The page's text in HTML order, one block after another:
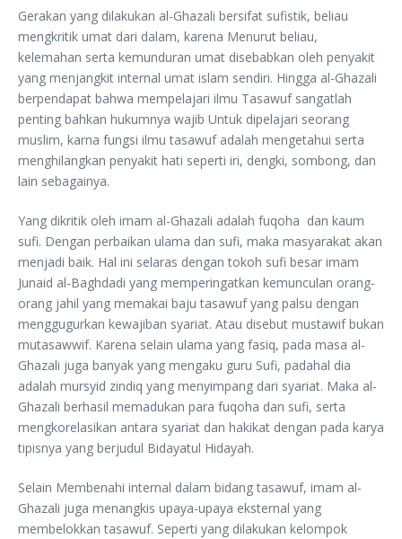
Gerakan yang dilakukan al-Ghazali bersifat sufistik, beliau
mengkritik umat dari dalam, karena Menurut beliau,
kelemahan serta kemunduran umat disebabkan oleh penyakit
yang menjangkit internal umat islam sendiri. Hingga al-Ghazali
berpendapat bahwa mempelajari ilmu Tasawuf sangatlah
penting bahkan hukumnya wajib Untuk dipelajari seorang
muslim, karna fungsi ilmu tasawuf adalah mengetahui serta
menghilangkan penyakit hati seperti iri, dengki, sombong, dan
lain sebagainya.
Yang dikritik oleh imam al-Ghazali adalah fuqoha dan kaum
sufi. Dengan perbaikan ulama dan sufi, maka masyarakat akan
menjadi baik. Hal ini selaras dengan tokoh sufi besar imam
Junaid al-Baghdadi yang memperingatkan kemunculan orang-
orang jahil yang memakai baju tasawuf yang palsu dengan
menggugurkan kewajiban syariat. Atau disebut mustawif bukan
mutasawwif. Karena selain ulama yang fasiq, pada masa al-
Ghazali juga banyak yang mengaku guru Sufi, padahal dia
adalah mursyid zindiq yang menyimpang dari syariat. Maka al-
Ghazali berhasil memadukan para fuqoha dan sufi, serta
mengkorelasikan antara syariat dan hakikat dengan pada karya
tipisnya yang berjudul Bidayatul Hidayah.
Selain Membenahi internal dalam bidang tasawuf, imam al-
Ghazali juga menangkis upaya-upaya eksternal yang
membelokkan tasawuf. Seperti yang dilakukan kelompok